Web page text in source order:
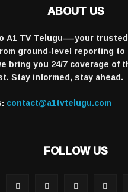
ABOUT US
A1 TV Telugu—your
ground-level reporting
bring you 24/7 coverage of
Stay informed, stay ahead.
contact@a1tvtelugu.com
FOLLOW US